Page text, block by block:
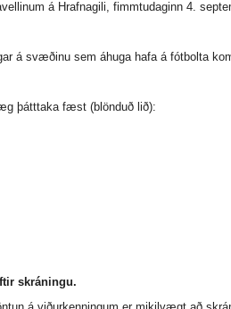
á Hrafnagili, fimmtudaginn 4.
á svæðinu sem áhuga hafa á fótbolta
þátttaka fæst (blönduð lið):
skráningu.